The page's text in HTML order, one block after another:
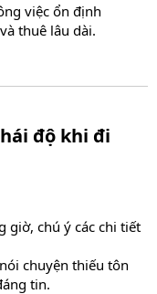
việc ổn định
thuê lâu dài.
độ khi đi
giờ, chú ý các chi tiết
chuyện thiếu tôn
tin.